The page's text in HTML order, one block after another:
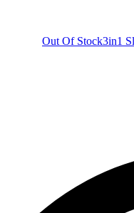
Out Of Stock